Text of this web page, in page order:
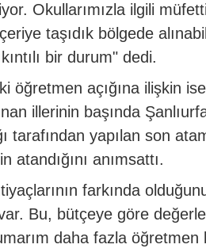
Okullarımızla ilgili
taşıdık bölgede
bir durum" dedi.
öğretmen açığına ilişkin
illerinin başında
tarafından yapılan son
atandığını anımsattı.
farkında
Bu, bütçeye göre
daha fazla öğretmen